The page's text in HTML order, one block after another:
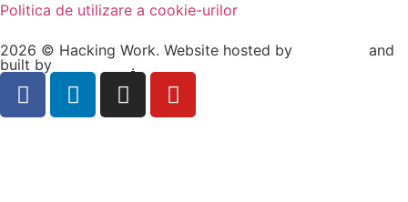
Politica de utilizare a cookie-urilor
2026 © Hacking Work. Website hosted by
and
built by
Ionuț Sabo .